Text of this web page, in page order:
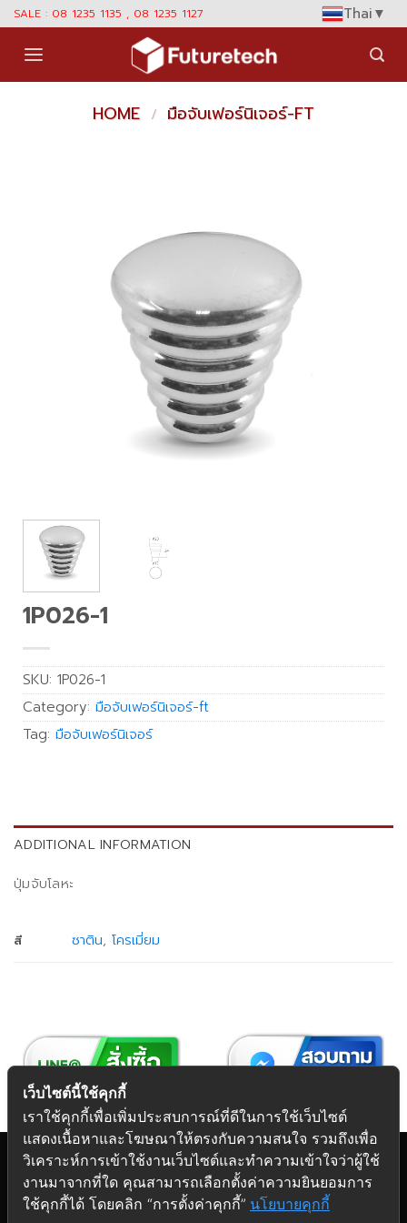
Skip
content
SALE : 08 1235 1135 , 08 1235 1127 Thai▼
HOME / มือจับเฟอร์นิเจอร์-FT
1P026-1
SKU: 1P026-1
Category: มือจับเฟอร์นิเจอร์-ft
Tag: มือจับเฟอร์นิเจอร์
ADDITIONAL INFORMATION
ปุ่มจับโลหะ
สี ซาติน,โครเมี่ยม
Copyright 2026 © Futuretech Intermarketing Co., Ltd.
ศูนย์รวมอุปกรณ์เฟอร์นิเจอร์ครบวงจร
เว็บไซต์นี้ใช้คุกกี้
เราใช้คุกกี้เพื่อเพิ่มประสบการณ์ที่ดีในการใช้เว็บไซต์
แสดงเนื้อหาและโฆษณาให้ตรงกับความสนใจ รวมถึงเพื่อ
วิเคราะห์การเข้าใช้งานเว็บไซต์และทำความเข้าใจว่าผู้ใช้
งานมาจากที่ใด คุณสามารถเลือกตั้งค่าความยินยอมการ
ใช้คุกกี้ได้ โดยคลิก “การตั้งค่าคุกกี้” นโยบายคุกกี้